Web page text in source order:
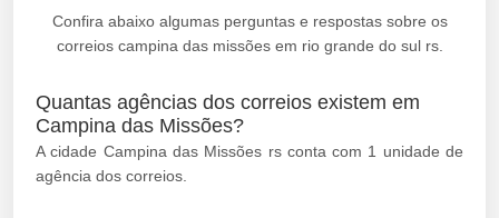
Confira abaixo algumas perguntas e respostas sobre os
correios campina das missões em rio grande do sul rs.
Quantas agências dos correios existem em
Campina das Missões?
A cidade Campina das Missões rs conta com 1 unidade de
agência dos correios.